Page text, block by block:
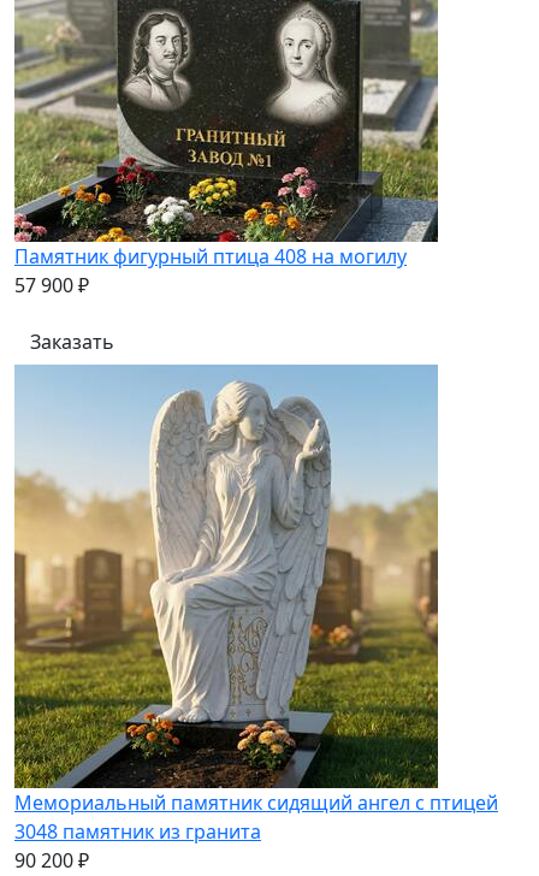
Памятник фигурный птица 408 на могилу
57 900 ₽
Заказать
Мемориальный памятник сидящий ангел с птицей
3048 памятник из гранита
90 200 ₽